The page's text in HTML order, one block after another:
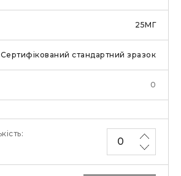
25МГ
Сертифікований стандартний зразок
0